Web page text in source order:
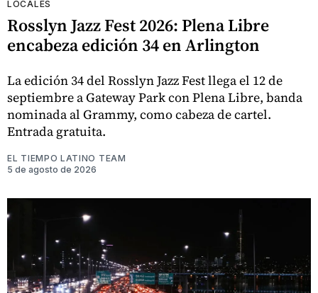
LOCALES
Rosslyn Jazz Fest 2026: Plena Libre
encabeza edición 34 en Arlington
La edición 34 del Rosslyn Jazz Fest llega el 12 de
septiembre a Gateway Park con Plena Libre, banda
nominada al Grammy, como cabeza de cartel.
Entrada gratuita.
EL TIEMPO LATINO TEAM
5 de agosto de 2026